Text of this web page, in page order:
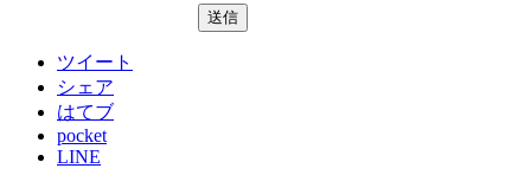
ツイート
シェア
はてブ
pocket
LINE